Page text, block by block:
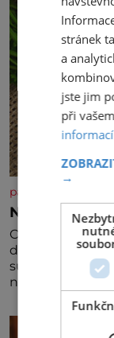
panidomu.cz
Obsahuje totiž
dokonce je
superpotravinu.
najdete
E a velké
dokonce třikrát
ale je ho
stránek
a
jste jim
při
informací
→